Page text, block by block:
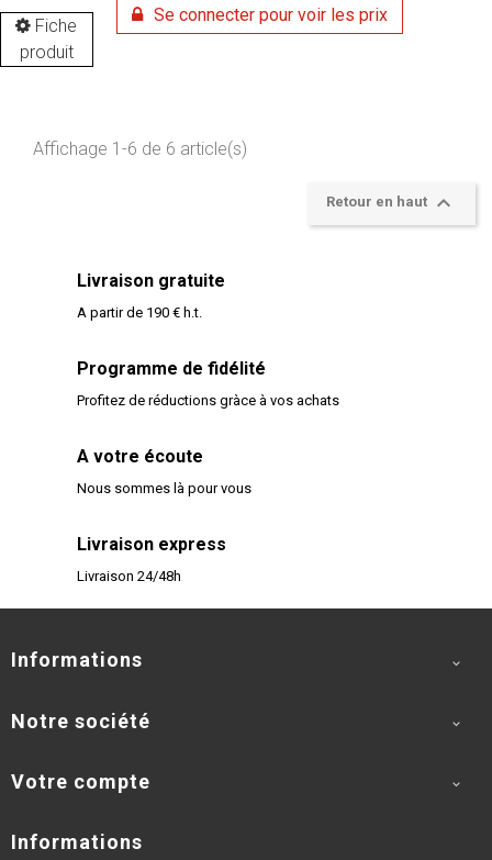
Fiche
produit
Se connecter pour voir les prix
Affichage 1-6 de 6 article(s)
Retour en haut 
Livraison gratuite
A partir de 190 € h.t.
Programme de fidélité
Profitez de réductions gràce à vos achats
A votre écoute
Nous sommes là pour vous
Livraison express
Livraison 24/48h
Informations 
Notre société 
Votre compte 
Informations